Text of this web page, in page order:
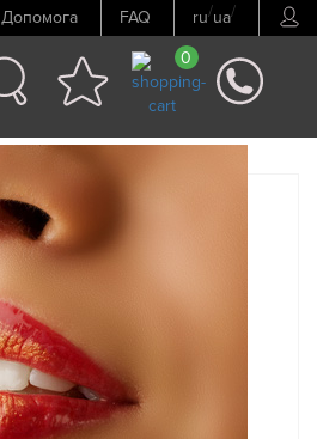
Допомога FAQ ru/ua/
0
Наступний товар